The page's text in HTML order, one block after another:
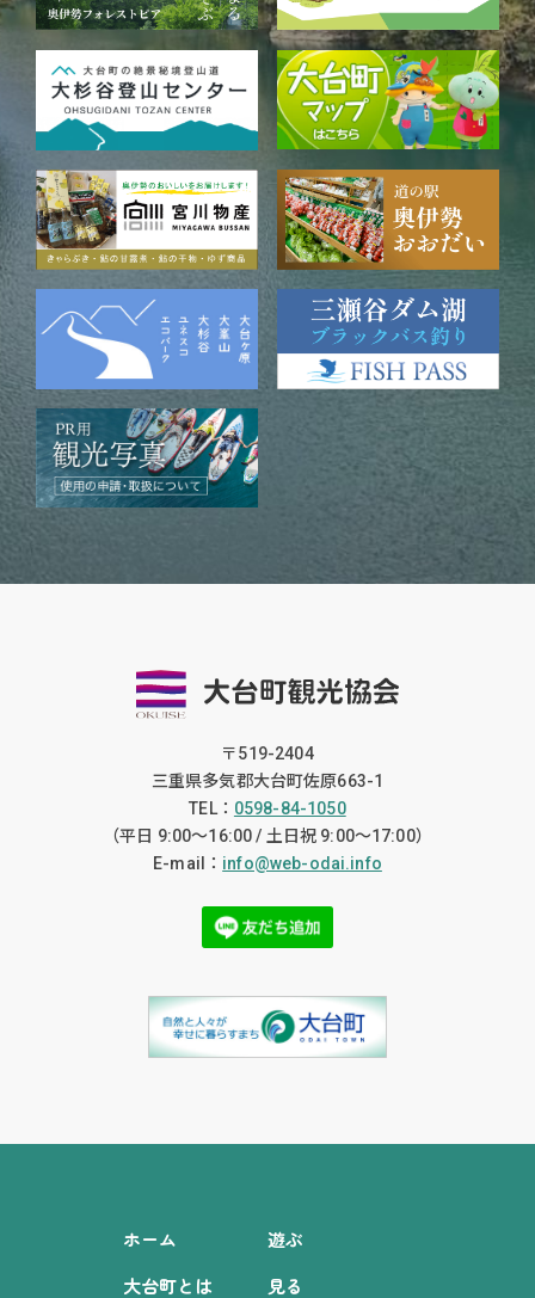
〒519-2404
三重県多気郡大台町佐原663-1
TEL： 0598-84-1050
（平日 9:00〜16:00 / 土日祝 9:00〜17:00）
E-mail： info@web-odai.info
ホーム
大台町とは
遊ぶ
見る